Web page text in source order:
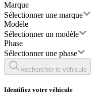
Marque
Sélectionner une marque
Modèle
Sélectionner un modèle
Phase
Sélectionner une phase
Rechercher le véhicule
Identifiez votre véhicule